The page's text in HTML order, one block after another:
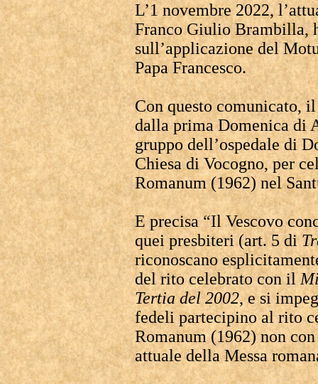
L’1 novembre 2022,
Franco Giulio Brambilla,
sull’applicazione del
Papa Francesco.
Con questo comunicato,
dalla prima Domenica di
gruppo dell’ospedale di
Chiesa di Vocogno, per
Romanum (1962) nel
E precisa “Il Vescovo
quei presbiteri (art. 5 di
riconoscano
del rito celebrato con il
Tertia del 2002, e si
fedeli partecipino al rito
Romanum (1962) non
attuale della Messa